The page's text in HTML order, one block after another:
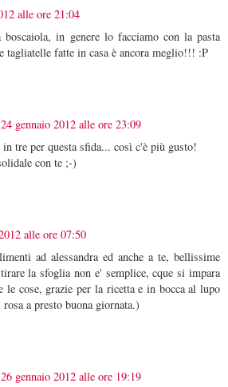
alle ore 21:04
in genere lo facciamo con la pasta
tagliatelle fatte in casa è ancora meglio!!! :P
24 gennaio 2012 alle ore 23:09
tre per questa sfida... così c'è più gusto!
con te ;-)
alle ore 07:50
ad alessandra ed anche a te, bellissime
la sfoglia non e' semplice, cque si impara
le cose, grazie per la ricetta e in bocca al lupo
a presto buona giornata.)
26 gennaio 2012 alle ore 19:19